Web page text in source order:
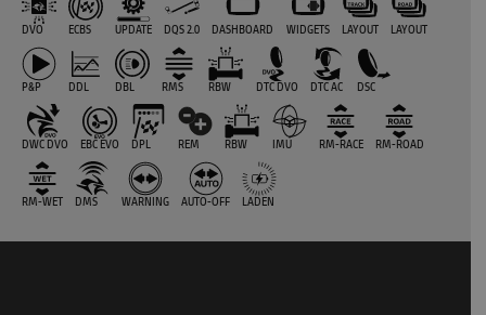
DVO ECBS UPDATE DQS 2.0 DASHBOARD WIDGETS LAYOUT LAYOUT
P&P DDL DBL RMS RBW DTC DVO DTC AC DSC
DWC DVO EBC EVO DPL REM RBW IMU RM-RACE RM-ROAD
RM-WET DMS WARNING AUTO-OFF LADEN